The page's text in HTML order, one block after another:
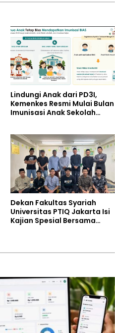
Lindungi Anak dari PD3I,
Kemenkes Resmi Mulai Bulan
Imunisasi Anak Sekolah
Dekan Fakultas Syariah
Universitas PTIQ Jakarta Isi
Kajian Spesial Bersama